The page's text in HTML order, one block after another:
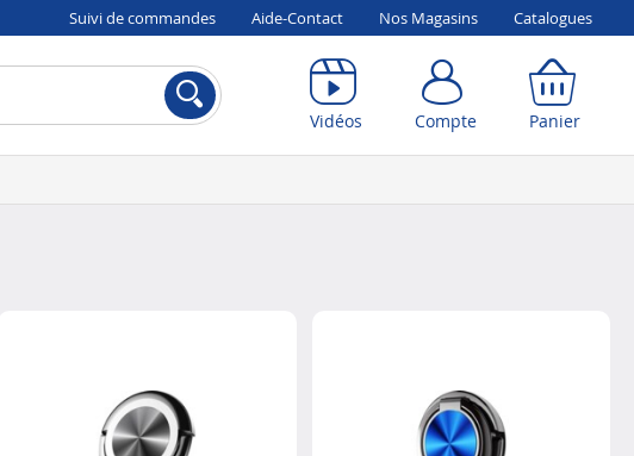
Suivi de commandes Aide-Contact Nos Magasins Catalogues
Vidéos Compte Panier
Compte Panier